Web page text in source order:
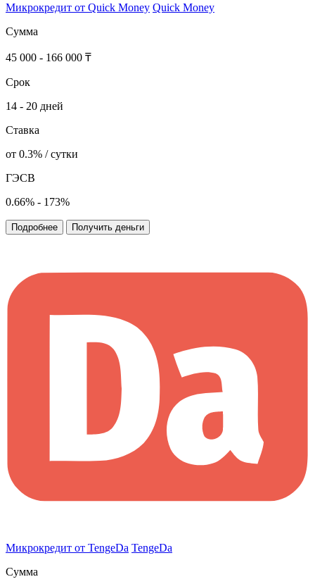
Микрокредит от Quick Money Quick Money
Сумма
45 000 - 166 000 ₸
Срок
14 - 20 дней
Ставка
от 0.3% / сутки
ГЭСВ
0.66% - 173%
Подробнее Получить деньги
Микрокредит от TengeDa TengeDa
Сумма